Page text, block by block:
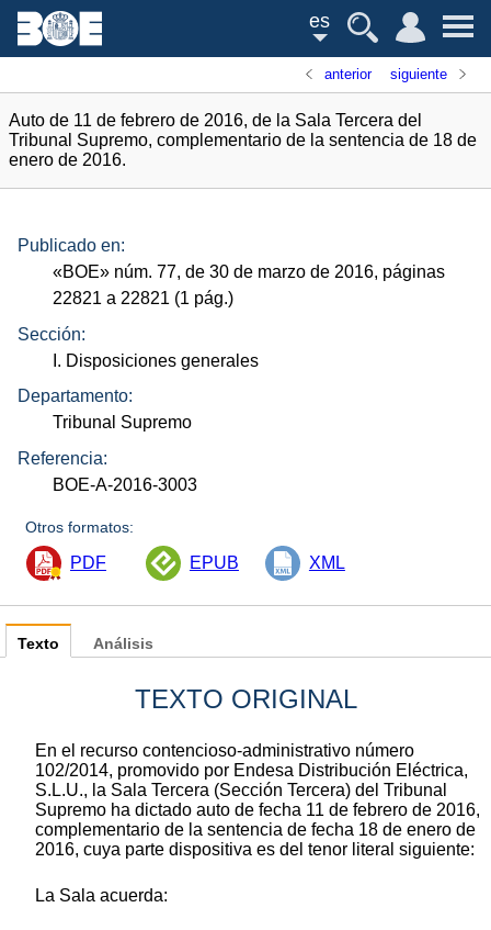
es
anterior siguiente
Auto de 11 de febrero de 2016, de la Sala Tercera del
Tribunal Supremo, complementario de la sentencia de 18 de
enero de 2016.
Publicado en:
«BOE» núm. 77, de 30 de marzo de 2016, páginas
22821 a 22821 (1 pág.)
Sección:
I. Disposiciones generales
Departamento:
Tribunal Supremo
Referencia:
BOE-A-2016-3003
Otros formatos:
PDF EPUB XML
Texto
TEXTO ORIGINAL
En el recurso contencioso-administrativo número
102/2014, promovido por Endesa Distribución Eléctrica,
S.L.U., la Sala Tercera (Sección Tercera) del Tribunal
Supremo ha dictado auto de fecha 11 de febrero de 2016,
complementario de la sentencia de fecha 18 de enero de
2016, cuya parte dispositiva es del tenor literal siguiente:
La Sala acuerda:
Análisis